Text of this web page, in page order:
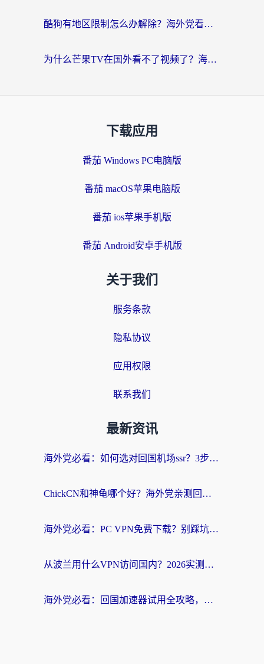
酷狗有地区限制怎么办解除？海外党看国内剧听音乐的实用加速器指南
为什么芒果TV在国外看不了视频了？海外党追剧的终极解决方案来了
下载应用
番茄 Windows PC电脑版
番茄 macOS苹果电脑版
番茄 ios苹果手机版
番茄 Android安卓手机版
关于我们
服务条款
隐私协议
应用权限
联系我们
最新资讯
海外党必看：如何选对回国机场ssr？3步解决国内资源访问难题
ChickCN和神龟哪个好？海外党亲测回国加速器的实用攻略
海外党必看：PC VPN免费下载？别踩坑！3步选对回国加速器无缝刷国内资源
从波兰用什么VPN访问国内？2026实测有效的无缝回国方案
海外党必看：回国加速器试用全攻略，无缝刷国内剧玩游戏不再难